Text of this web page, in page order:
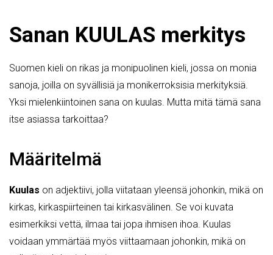
Sanan KUULAS merkitys
Suomen kieli on rikas ja monipuolinen kieli, jossa on monia
sanoja, joilla on syvällisiä ja monikerroksisia merkityksiä.
Yksi mielenkiintoinen sana on kuulas. Mutta mitä tämä sana
itse asiassa tarkoittaa?
Määritelmä
Kuulas on adjektiivi, jolla viitataan yleensä johonkin, mikä on
kirkas, kirkaspiirteinen tai kirkasvälinen. Se voi kuvata
esimerkiksi vettä, ilmaa tai jopa ihmisen ihoa. Kuulas
voidaan ymmärtää myös viittaamaan johonkin, mikä on